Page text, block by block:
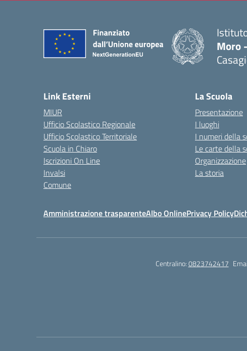
Moro
Link Esterni
MIUR
Ufficio Scolastico Regionale
Ufficio Scolastico Territoriale
Scuola in Chiaro
Iscrizioni On Line
Invalsi
Comune
La Scuola
Presentazione
I luoghi
I numeri della
Le carte della
Organizzazione
La storia
Amministrazione trasparenteAlbo OnlinePrivacy Policy
Centralino:0823742417